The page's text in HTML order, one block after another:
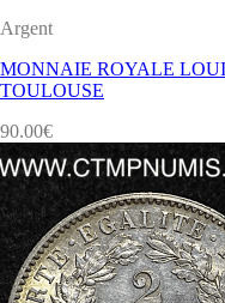
Argent
MONNAIE ROYALE
TOULOUSE
90.00€